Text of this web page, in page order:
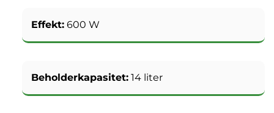
Effekt:600 W
Beholderkapasitet:14 liter